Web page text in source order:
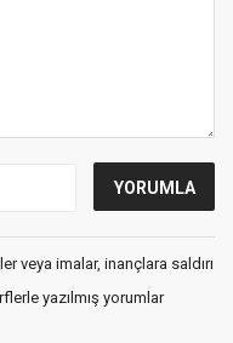
veya imalar, inançlara saldırı
yazılmış yorumlar